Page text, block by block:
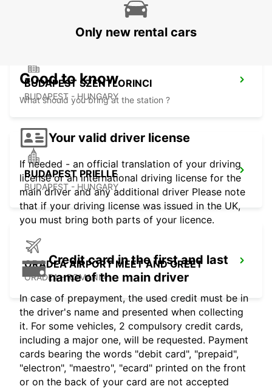
BUDAPEST SZENTLORINCI
BUDAPEST - HUNGARY
BUDAPEST PRIELLE
BUDAPEST - HUNGARY
ORADEA AIRPORT MEET AND GREET
ORADEA - ROMANIA
Only new rental cars
Good to know
What should you bring at the station ?
Your valid driver license
If needed - an official translation of your driving
license or an international driving license for the
main driver and any additional driver Please note
that if your driving license was issued in the UK,
you must bring both parts of your licence.
Credit card in the first and last
name of the main driver
In case of prepayment, the used credit must be in
the driver's name and presented when collecting
it. For some vehicles, 2 compulsory credit cards,
including a major one, will be requested. Payment
cards bearing the words "debit card", "prepaid",
"electron", "maestro", "ecard" printed on the front
or on the back of your card are not accepted